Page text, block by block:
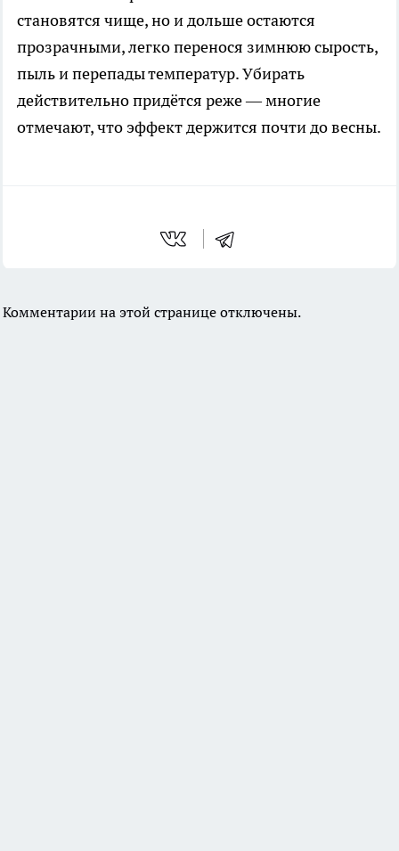
становятся чище, но и дольше остаются
прозрачными, легко перенося зимнюю сырость,
пыль и перепады температур. Убирать
действительно придётся реже — многие
отмечают, что эффект держится почти до весны.
Комментарии на этой странице отключены.